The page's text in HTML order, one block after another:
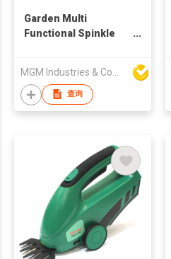
Garden Multi
Functional Spinkle
Spray Nozzle
查询